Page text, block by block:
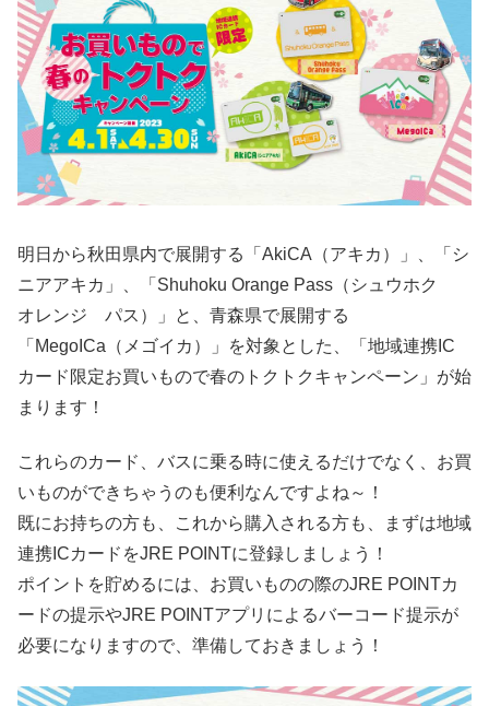
明日から秋田県内で展開する「AkiCA（アキカ）」、「シ
ニアアキカ」、「Shuhoku Orange Pass（シュウホク
オレンジ パス）」と、青森県で展開する
「MegoICa（メゴイカ）」を対象とした、「地域連携IC
カード限定お買いもので春のトクトクキャンペーン」が始
まります！
これらのカード、バスに乗る時に使えるだけでなく、お買
いものができちゃうのも便利なんですよね～！
既にお持ちの方も、これから購入される方も、まずは地域
連携ICカードをJRE POINTに登録しましょう！
ポイントを貯めるには、お買いものの際のJRE POINTカ
ードの提示やJRE POINTアプリによるバーコード提示が
必要になりますので、準備しておきましょう！